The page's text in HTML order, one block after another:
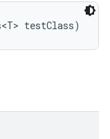
testClass)